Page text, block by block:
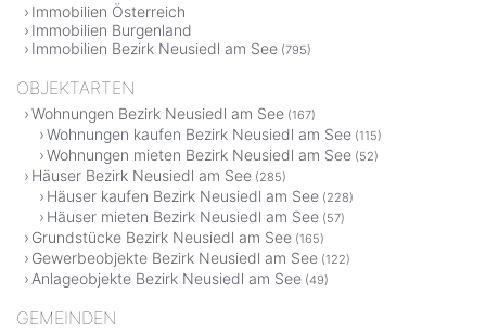
Immobilien Österreich
Immobilien Burgenland
Immobilien Bezirk Neusiedl am See (795)
OBJEKTARTEN
Wohnungen Bezirk Neusiedl am See (167)
Wohnungen kaufen Bezirk Neusiedl am See (115)
Wohnungen mieten Bezirk Neusiedl am See (52)
Häuser Bezirk Neusiedl am See (285)
Häuser kaufen Bezirk Neusiedl am See (228)
Häuser mieten Bezirk Neusiedl am See (57)
Grundstücke Bezirk Neusiedl am See (165)
Gewerbeobjekte Bezirk Neusiedl am See (122)
Anlageobjekte Bezirk Neusiedl am See (49)
GEMEINDEN